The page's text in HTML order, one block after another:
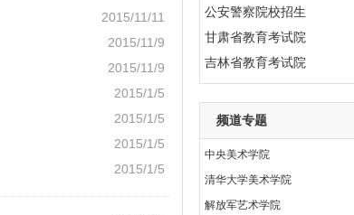
2015/11/11
2015/11/9
2015/11/9
2015/1/5
2015/1/5
2015/1/5
2015/1/5
公安警察院校招生
甘肃省教育考试院
吉林省教育考试院
频道专题
中央美术学院
清华大学美术学院
解放军艺术学院